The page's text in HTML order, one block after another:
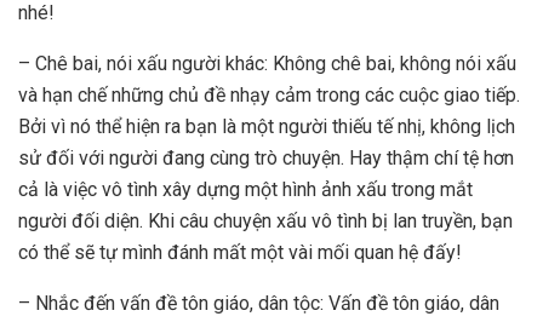
nhé!
– Chê bai, nói xấu người khác: Không chê bai, không nói xấu
và hạn chế những chủ đề nhạy cảm trong các cuộc giao tiếp.
Bởi vì nó thể hiện ra bạn là một người thiếu tế nhị, không lịch
sử đối với người đang cùng trò chuyện. Hay thậm chí tệ hơn
cả là việc vô tình xây dựng một hình ảnh xấu trong mắt
người đối diện. Khi câu chuyện xấu vô tình bị lan truyền, bạn
có thể sẽ tự mình đánh mất một vài mối quan hệ đấy!
– Nhắc đến vấn đề tôn giáo, dân tộc: Vấn đề tôn giáo, dân